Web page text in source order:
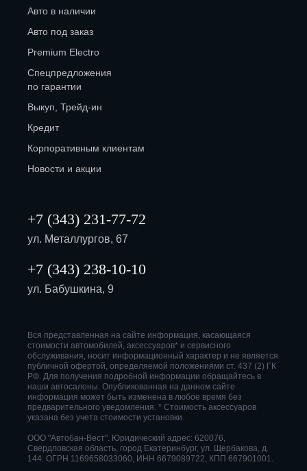
Авто в наличии
Авто под заказ
Premium Electro
Спецпредложения
по гарантии
Выкуп, Трейд-ин
Кредит
Корпоративным клиентам
Новости и акции
+7 (343) 231-77-72
ул. Металлургов, 67
+7 (343) 238-10-10
ул. Бабушкина, 9
Вся представленная на сайте информация, касающаяся
стоимости автомобилей, аксессуаров* и сервисного
обслуживания, носит информационный характер и не является
публичной офертой, определяемой положениями ст. 437 (2) ГК
РФ. Для получения подробной информации обращайтесь в
наши автосалоны. Опубликованная на данном сайте
информация может быть изменена в любое время без
предварительного уведомления. * Стоимость аксессуаров
указана без учета стоимости установки.
ООО "Автобан-Вест". Юридический адрес: 620076,
Свердловская область, город Екатеринбург, ул. Щербакова, д.
144. ОГРН 1169658033060, ИНН 6679089722, КПП 667901001.